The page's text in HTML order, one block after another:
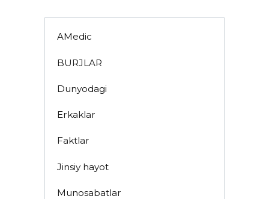
AMedic
BURJLAR
Dunyodagi
Erkaklar
Faktlar
Jinsiy hayot
Munosabatlar